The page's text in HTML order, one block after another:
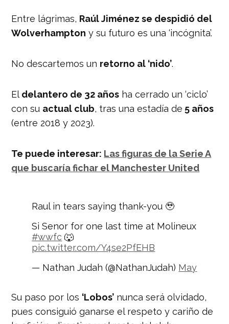
Entre lágrimas, Raúl Jiménez se despidió del
Wolverhampton y su futuro es una ‘incógnita’.
No descartemos un retorno al ‘nido’.
El delantero de 32 años ha cerrado un ‘ciclo’
con su actual club, tras una estadía de 5 años
(entre 2018 y 2023).
Te puede interesar: Las figuras de la Serie A
que buscaría fichar el Manchester United
Raul in tears saying thank-you 🥹
Si Senor for one last time at Molineux
#wwfc 🐺
pic.twitter.com/Y4se2PfEHB
— Nathan Judah (@NathanJudah) May
Su paso por los ‘Lobos’ nunca será olvidado,
pues consiguió ganarse el respeto y cariño de